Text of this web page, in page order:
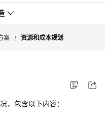
案 / 资源和成本规划
，包含以下内容：